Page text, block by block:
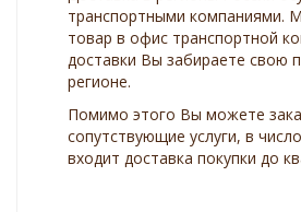
транспортными компаниями.
товар в офис транспортной
доставки Вы забираете свою
регионе.
Помимо этого Вы можете
сопутствующие услуги, в
входит доставка покупки до